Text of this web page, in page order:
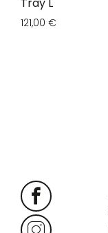
121,00 €